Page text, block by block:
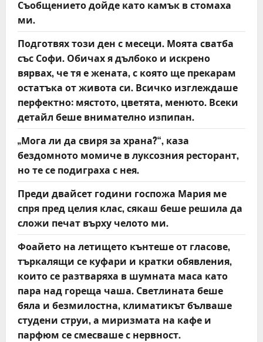
a
t
i
o
n
Съобщението дойде като камък в стомаха
ми.
Подготвях този ден с месеци. Моята сватба
със Софи. Обичах я дълбоко и искрено
вярвах, че тя е жената, с която ще прекарам
остатъка от живота си. Всичко изглеждаше
перфектно: мястото, цветята, менюто. Всеки
детайл беше внимателно изпипан.
„Мога ли да свиря за храна?“, каза
бездомното момиче в луксозния ресторант,
но те се подиграха с нея.
Преди двайсет години госпожа Мария ме
спря пред целия клас, сякаш беше решила да
сложи печат върху челото ми.
Фоайето на летището кънтеше от гласове,
търкалящи се куфари и кратки обявления,
които се разтваряха в шумната маса като
пара над гореща чаша. Светлината беше
бяла и безмилостна, климатикът бълваше
студени струи, а миризмата на кафе и
парфюм се смесваше с нервност.